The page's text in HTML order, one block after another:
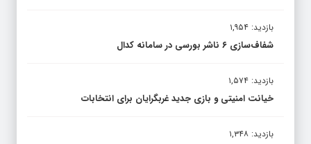
بازدید: ۱,۹۵۴
شفاف‌سازی ۶ ناشر بورسی در سامانه کدال
بازدید: ۱,۵۷۴
خیانت امنیتی و بازی جدید غربگرایان برای انتخابات
بازدید: ۱,۳۴۸